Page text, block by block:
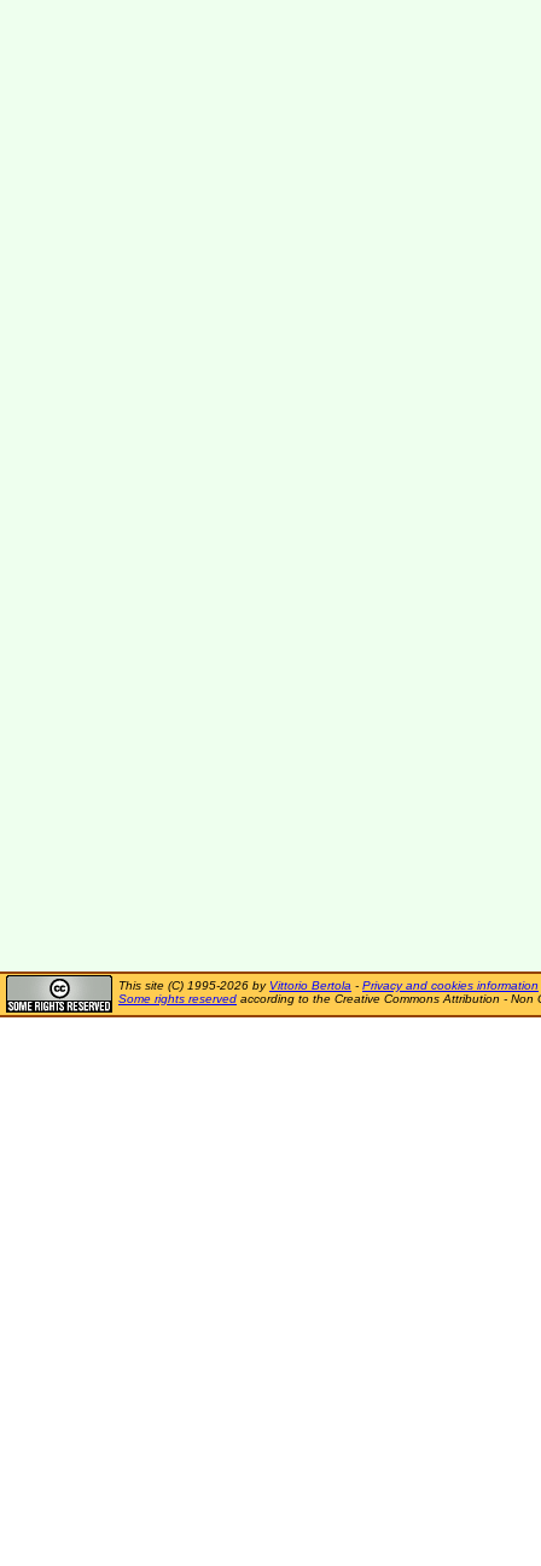
This site (C) 1995-2026 by Vittorio Bertola - Privacy and cookies information
Some rights reserved according to the Creative Commons Attribution - Non